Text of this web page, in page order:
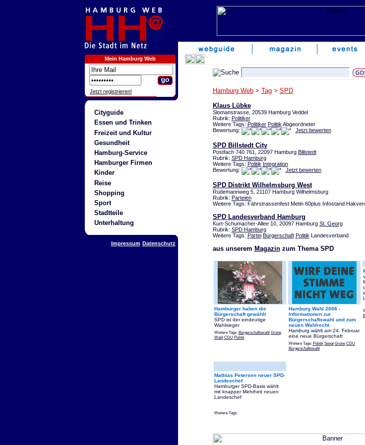
Mein Hamburg Web
Jetzt registrieren!
Cityguide
Essen und Trinken
Freizeit und Kultur
Gesundheit
Hamburg-Service
Hamburger Firmen
Kinder
Reise
Shopping
Sport
Stadtteile
Unterhaltung
Impressum Datenschutz
Hamburg Web> Tag> SPD
Klaus Lübke
Slomanstrasse, 20539 Hamburg Veddel
Rubrik: Politiker
Weitere Tags: Politiker Politik Abgeordneter
Bewertung:
Jetzt bewerten
SPD Billstedt City
Postfach 740 761, 22097 Hamburg Billstedt
Rubrik: SPD Hamburg
Weitere Tags: Politik Integration
Bewertung:
Jetzt bewerten
SPD Distrikt Wilhelmsburg West
Rüdemannweg 5, 21107 Hamburg Wilhelmsburg
Rubrik: Parteien
Weitere Tags: Fährstrassenfest Metin 60plus Infostand
SPD Landesverband Hamburg
Kurt-Schumacher-Allee 10, 20097 Hamburg St. Georg
Rubrik: SPD Hamburg
Weitere Tags: Partei Bürgerschaft Politik Landesverband
aus unserem Magazinzum Thema SPD
Hamburger haben die
Bürgerschaft gewählt
SPD ist der eindeutige
Wahlsieger
Weitere Tags: Bürgerschaftswahl Grüne
Wahl CDU Politik
Hamburg Wahl 2008 -
Informationen zur
Bürgerschaftswahl und zum
neuen Wahlrecht
Hamburg wählt am 24. Februar
eine neue Bürgerschaft
Weitere Tags: Politik Senat Grüne CDU
Bürgerschaftswahl
Mathias Petersen neuer SPD-
Landeschef
Hamburger SPD-Basis wählt
mit knapper Mehrheit neuen
Landeschef
Weitere Tags: